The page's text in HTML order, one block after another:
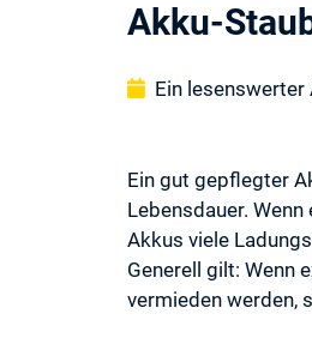
Akku-
Ein
Ein gut gepflegter
Lebensdauer.
Akkus viele
Generell gilt: Wenn
vermieden werden,